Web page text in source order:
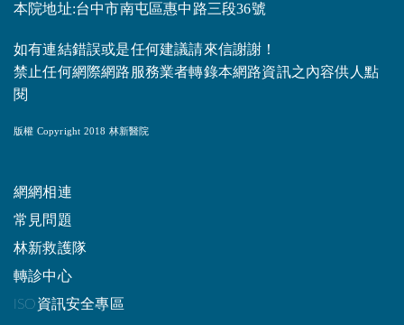
本院地址:台中市南屯區惠中路三段36號
如有連結錯誤或是任何建議請來信謝謝！
禁止任何網際網路服務業者轉錄本網路資訊之內容供人點
閱
版權 Copyright 2018 林新醫院
網網相連
常見問題
林新救護隊
轉診中心
ISO資訊安全專區